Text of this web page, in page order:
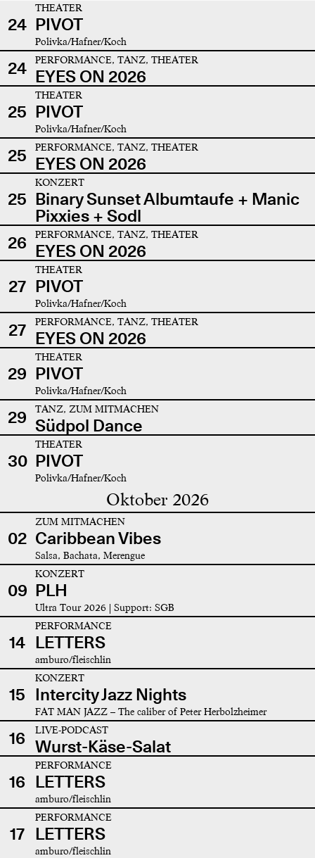
24
THEATER
PIVOT
Polivka/Hafner/Koch
24 PERFORMANCE, TANZ, THEATER
EYES ON 2026
25
THEATER
PIVOT
Polivka/Hafner/Koch
25 PERFORMANCE, TANZ, THEATER
EYES ON 2026
25
KONZERT
Binary Sunset Albumtaufe + Manic
Pixxies + Sodl
26
PERFORMANCE, TANZ, THEATER
EYES ON 2026
27
THEATER
PIVOT
Polivka/Hafner/Koch
27 PERFORMANCE, TANZ, THEATER
EYES ON 2026
29
THEATER
PIVOT
Polivka/Hafner/Koch
29 TANZ, ZUM MITMACHEN
Südpol Dance
30
THEATER
PIVOT
Polivka/Hafner/Koch
Oktober 2026
02
ZUM MITMACHEN
Caribbean Vibes
Salsa, Bachata, Merengue
09
KONZERT
PLH
Ultra Tour 2026 | Support: SGB
14
PERFORMANCE
LETTERS
amburo/fleischlin
15
KONZERT
Intercity Jazz Nights
FAT MAN JAZZ – The caliber of Peter Herbolzheimer
16 LIVE-PODCAST
Wurst-Käse-Salat
16
PERFORMANCE
LETTERS
amburo/fleischlin
17
PERFORMANCE
LETTERS
amburo/fleischlin